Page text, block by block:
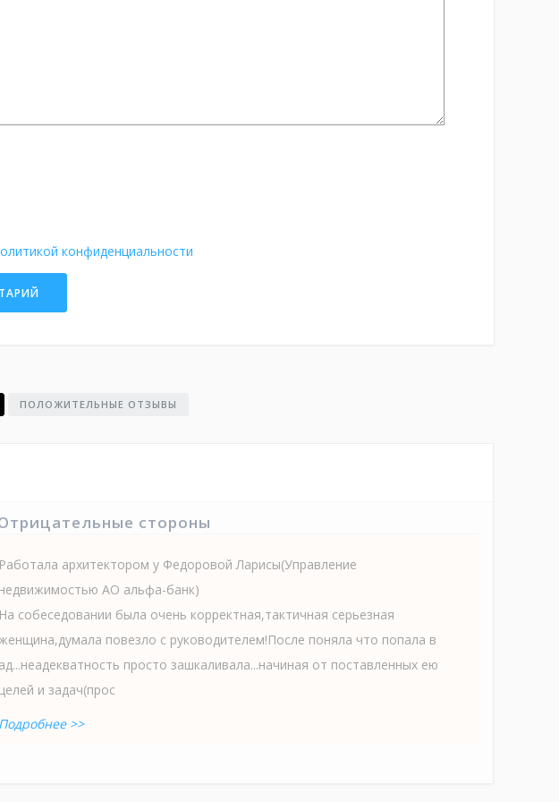
конфиденциальности
ПОЛОЖИТЕЛЬНЫЕ ОТЗЫВЫ
стороны
Работала архитектором у Федоровой Ларисы(Управление
недвижимостью АО альфа-банк)
На собеседовании была очень корректная,тактичная серьезная
повезло с руководителем!После поняла что попала в
ад...неадекватность просто зашкаливала...начиная от поставленных ею
целей и задач(прос
Подробнее >>